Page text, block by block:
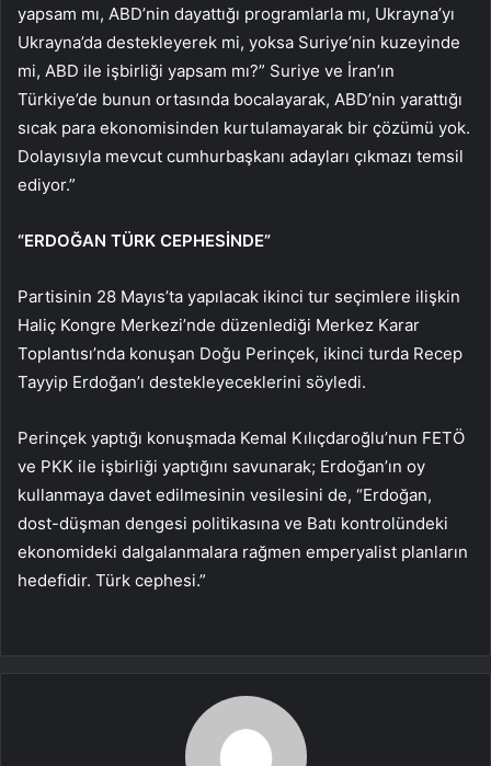
yapsam mı, ABD’nin dayattığı programlarla mı, Ukrayna’yı
Ukrayna’da destekleyerek mi, yoksa Suriye’nin kuzeyinde
mi, ABD ile işbirliği yapsam mı?” Suriye ve İran’ın
Türkiye’de bunun ortasında bocalayarak, ABD’nin yarattığı
sıcak para ekonomisinden kurtulamayarak bir çözümü yok.
Dolayısıyla mevcut cumhurbaşkanı adayları çıkmazı temsil
ediyor.”
“ERDOĞAN TÜRK CEPHESİNDE”
Partisinin 28 Mayıs’ta yapılacak ikinci tur seçimlere ilişkin
Haliç Kongre Merkezi’nde düzenlediği Merkez Karar
Toplantısı’nda konuşan Doğu Perinçek, ikinci turda Recep
Tayyip Erdoğan’ı destekleyeceklerini söyledi.
Perinçek yaptığı konuşmada Kemal Kılıçdaroğlu’nun FETÖ
ve PKK ile işbirliği yaptığını savunarak; Erdoğan’ın oy
kullanmaya davet edilmesinin vesilesini de, “Erdoğan,
dost-düşman dengesi politikasına ve Batı kontrolündeki
ekonomideki dalgalanmalara rağmen emperyalist planların
hedefidir. Türk cephesi.”